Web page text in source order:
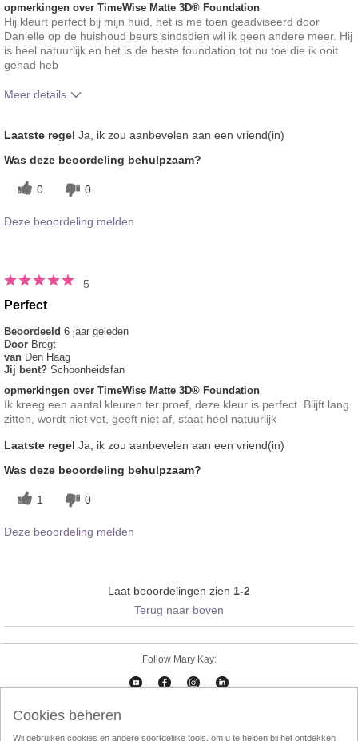
opmerkingen over TimeWise Matte 3D® Foundation
Hij kleurt perfect bij mijn huid, het is me toen geadviseerd door
Danielle op de huishoud beurs sindsdien wil ik geen andere meer. Hij
is heel natuurlijk en het is de beste foundation tot nu toe die ik ooit
gehad heb
Meer details
met andere door je gebruikte merken
decoratieve make-up?
Laatste regel Ja, ik zou aanbevelen aan een vriend(in)
Was deze beoordeling behulpzaam?
0 0
Deze beoordeling melden
5
Perfect
Beoordeeld 6 jaar geleden
Door Bregt
van Den Haag
Jij bent? Schoonheidsfan
opmerkingen over TimeWise Matte 3D® Foundation
Ik kreeg een aantal kleuren ter proef, deze kleur is perfect. Blijft lang
zitten, wordt niet vet, geeft niet af, staat heel natuurlijk
Laatste regel Ja, ik zou aanbevelen aan een vriend(in)
Was deze beoordeling behulpzaam?
1 0
Deze beoordeling melden
Laat beoordelingen zien 1-2
Terug naar boven
Follow Mary Kay:
Cookies beheren Impressum
Cookies beheren
Wij gebruiken cookies en andere soortgelijke tools, om u te helpen bij het ontdekken